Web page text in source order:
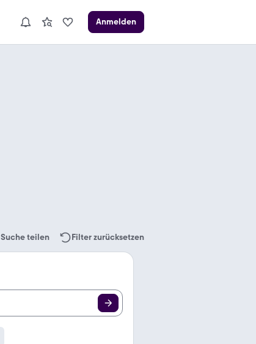
Anmelden
Suche teilen Filter zurücksetzen